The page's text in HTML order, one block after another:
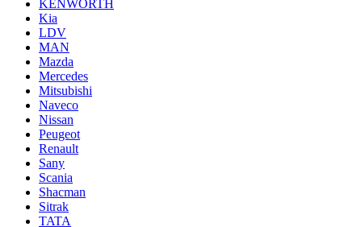
KENWORTH
Kia
LDV
MAN
Mazda
Mercedes
Mitsubishi
Naveco
Nissan
Peugeot
Renault
Sany
Scania
Shacman
Sitrak
TATA